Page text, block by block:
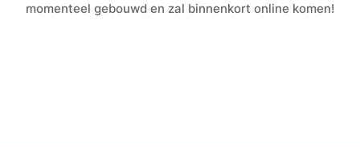
momenteel gebouwd en zal binnenkort online komen!